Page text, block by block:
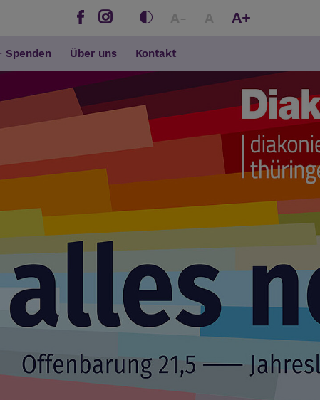
A- A A+
Spenden Über uns Kontakt